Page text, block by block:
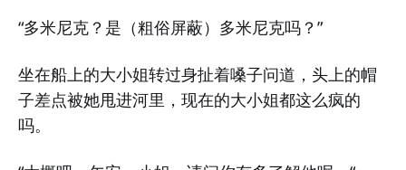
“多米尼克？是（粗俗屏蔽）多米尼克吗？”
坐在船上的大小姐转过身扯着嗓子问道，头上的帽
子差点被她甩进河里，现在的大小姐都这么疯的
吗。